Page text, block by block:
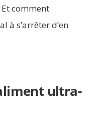
comment
à s’arrêter d’en
ultra-